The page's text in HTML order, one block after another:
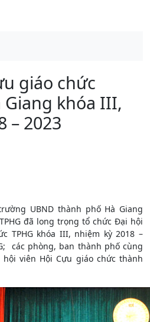
giáo chức
khóa III,
– 2023
UBND thành phố Hà Giang
đã long trọng tổ chức Đại hội
TPHG khóa III, nhiệm kỳ 2018 –
các phòng, ban thành phố cùng
viên Hội Cựu giáo chức thành